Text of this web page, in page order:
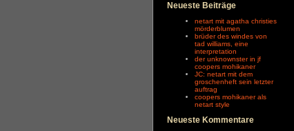
Neueste Beiträge
netart mit agatha christies
mörderblumen
brüder des windes von
tad williams, eine
interpretation
der unknownster in jf
coopers mohikaner
JC: netart mit dem
groschenheft sein letzter
auftrag
coopers mohikaner als
netart style
Neueste Kommentare